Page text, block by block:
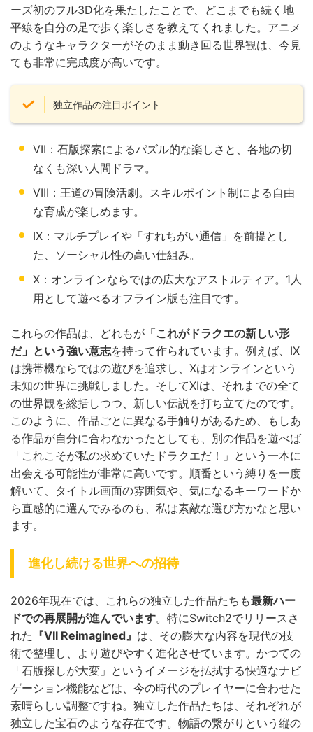
ーズ初のフル3D化を果たしたことで、どこまでも続く地
平線を自分の足で歩く楽しさを教えてくれました。アニメ
のようなキャラクターがそのまま動き回る世界観は、今見
ても非常に完成度が高いです。
独立作品の注目ポイント
VII：石版探索によるパズル的な楽しさと、各地の切
なくも深い人間ドラマ。
VIII：王道の冒険活劇。スキルポイント制による自由
な育成が楽しめます。
IX：マルチプレイや「すれちがい通信」を前提とし
た、ソーシャル性の高い仕組み。
X：オンラインならではの広大なアストルティア。1人
用として遊べるオフライン版も注目です。
これらの作品は、どれもが 「これがドラクエの新しい形
だ」という強い意志を持って作られています。例えば、IX
は携帯機ならではの遊びを追求し、Xはオンラインという
未知の世界に挑戦しました。そしてXIは、それまでの全て
の世界観を総括しつつ、新しい伝説を打ち立てたのです。
このように、作品ごとに異なる手触りがあるため、もしあ
る作品が自分に合わなかったとしても、別の作品を遊べば
「これこそが私の求めていたドラクエだ！」という一本に
出会える可能性が非常に高いです。順番という縛りを一度
解いて、タイトル画面の雰囲気や、気になるキーワードか
ら直感的に選んでみるのも、私は素敵な選び方かなと思い
ます。
進化し続ける世界への招待
2026年現在では、これらの独立した作品たちも最新ハー
ドでの再展開が進んでいます。特にSwitch2でリリースさ
れた 『VII Reimagined』 は、その膨大な内容を現代の技
術で整理し、より遊びやすく進化させています。かつての
「石版探しが大変」というイメージを払拭する快適なナビ
ゲーション機能などは、今の時代のプレイヤーに合わせた
素晴らしい調整ですね。独立した作品たちは、それぞれが
独立した宝石のような存在です。物語の繋がりという縦の